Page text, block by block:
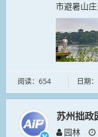
市避暑山
多游客前
阅读：654 日期
苏州拙政
园林